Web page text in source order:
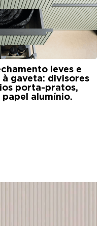
leves e
gaveta: divisores
porta-pratos,
alumínio.